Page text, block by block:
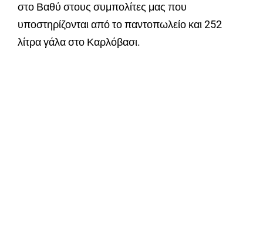
στο Βαθύ στους συμπολίτες μας που
υποστηρίζονται από το παντοπωλείο και 252
λίτρα γάλα στο Καρλόβασι.